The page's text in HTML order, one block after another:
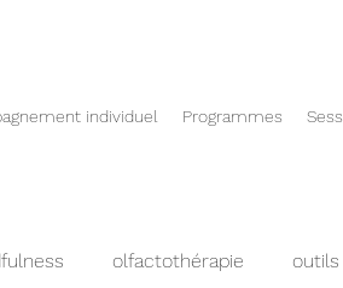
individuel Programmes
olfactothérapie outils